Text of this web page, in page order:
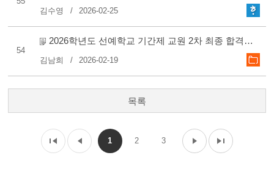
김수영 2026-02-25
54
2026학년도 선예학교 기간제 교원 2차 최종 합격자 안내
김남희 2026-02-19
목록
1 2 3